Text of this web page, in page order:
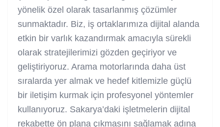
yönelik özel olarak tasarlanmış çözümler
sunmaktadır. Biz, iş ortaklarımıza dijital alanda
etkin bir varlık kazandırmak amacıyla sürekli
olarak stratejilerimizi gözden geçiriyor ve
geliştiriyoruz. Arama motorlarında daha üst
sıralarda yer almak ve hedef kitlemizle güçlü
bir iletişim kurmak için profesyonel yöntemler
kullanıyoruz. Sakarya’daki işletmelerin dijital
rekabette ön plana çıkmasını sağlamak adına